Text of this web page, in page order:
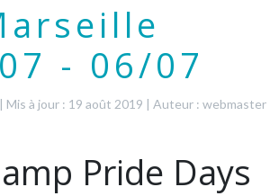
- 06/07
| Mis à jour : 19 août 2019 | Auteur : webmaster
Pride Days